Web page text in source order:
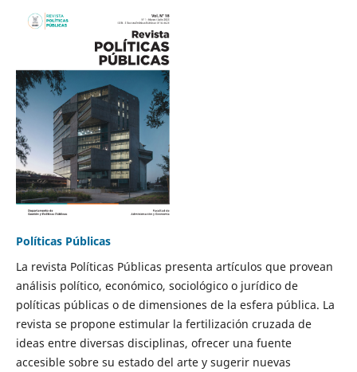
Políticas Públicas
La revista Políticas Públicas presenta artículos que provean
análisis político, económico, sociológico o jurídico de
políticas públicas o de dimensiones de la esfera pública. La
revista se propone estimular la fertilización cruzada de
ideas entre diversas disciplinas, ofrecer una fuente
accesible sobre su estado del arte y sugerir nuevas